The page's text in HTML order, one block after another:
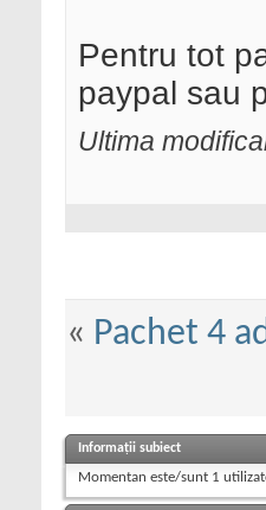
Pentru tot
paypal sau
Ultima
« Pachet 4
Informații subiect
Momentan este/sunt 1